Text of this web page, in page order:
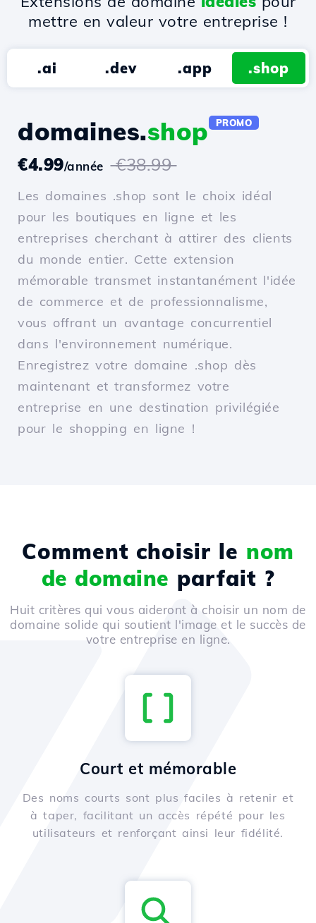
mettre en valeur votre entreprise !
.ai .dev .app .shop
domaines.shop PROMO
€4.99/année €38.99
Les domaines .shop sont le choix idéal
pour les boutiques en ligne et les
entreprises cherchant à attirer des clients
du monde entier. Cette extension
mémorable transmet instantanément l'idée
de commerce et de professionnalisme,
vous offrant un avantage concurrentiel
dans l'environnement numérique.
Enregistrez votre domaine .shop dès
maintenant et transformez votre
entreprise en une destination privilégiée
pour le shopping en ligne !
Comment choisir le nom
de domaine parfait ?
Huit critères qui vous aideront à choisir un nom de
domaine solide qui soutient l'image et le succès de
votre entreprise en ligne.
Court et mémorable
Des noms courts sont plus faciles à retenir et
à taper, facilitant un accès répété pour les
utilisateurs et renforçant ainsi leur fidélité.